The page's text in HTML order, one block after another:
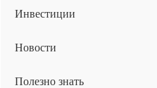
Инвестиции
Новости
Полезно знать